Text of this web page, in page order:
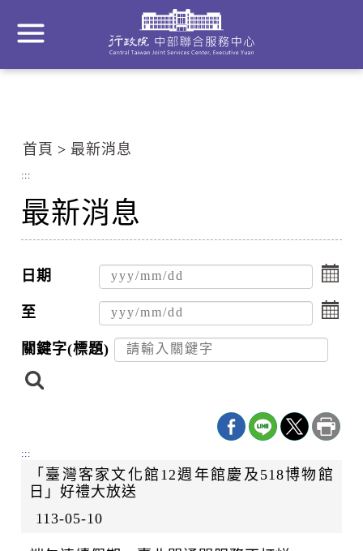
主
block
首頁 最新消息
:::
最新消息
日期
擊
選
擇
日
期
至
點
擊
選
擇
日
關鍵字(標題)
搜
尋
:::
「臺灣客家文化館12週年館慶及518博物館
日」好禮大放送
113-05-10